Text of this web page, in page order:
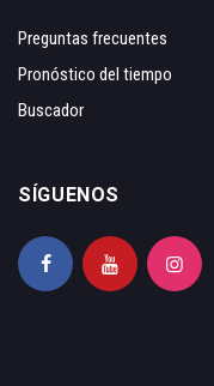
Preguntas frecuentes
Pronóstico del tiempo
Buscador
SÍGUENOS